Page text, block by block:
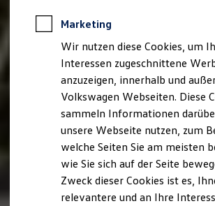
Software, Konnektivität & Apps
California App
VW Connect für Ihren ID.
VW Connect für Ihren
VW Connect für Ihren
VW Connect für andere
Connect Pro
Fleet Interface Data
Multistop Pathfinder
Übersicht Software
Hilfreiches für Besitzer
Fahrerassistenz- und
Kontrollleuchten
Kurzfahrprofile und
Marketing
Wir nutzen diese Cookies, um
Interessen zugeschnittene
anzuzeigen, innerhalb und
Volkswagen Webseiten. Diese
sammeln Informationen
unsere Webseite nutzen, zum
welche Seiten Sie am meisten
wie Sie sich auf der Seite
Zweck dieser Cookies ist es,
relevantere und an Ihre